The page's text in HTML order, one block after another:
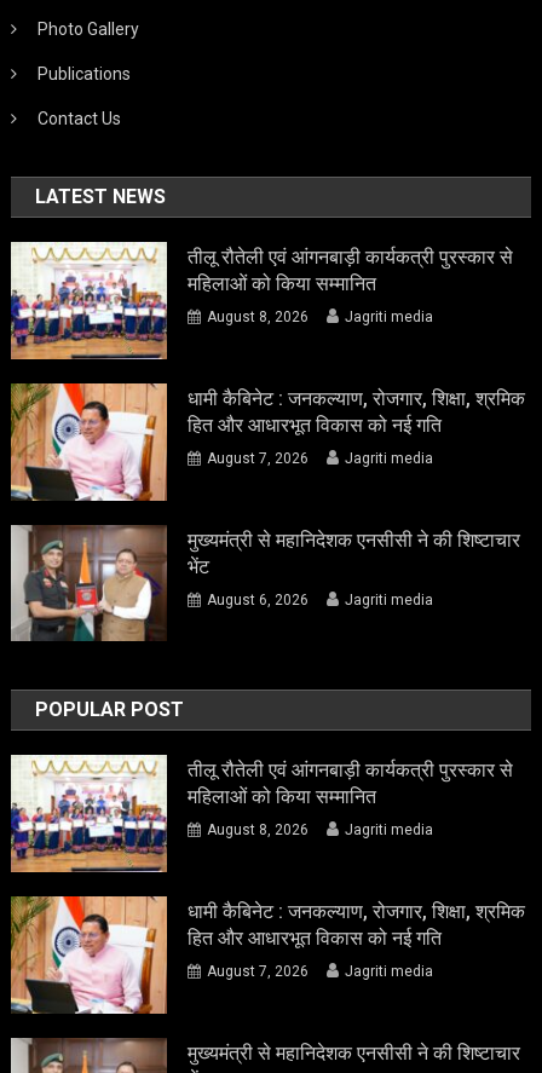
Photo Gallery
Publications
Contact Us
LATEST NEWS
तीलू रौतेली एवं आंगनबाड़ी कार्यकत्री पुरस्कार से
महिलाओं को किया सम्मानित
August 8, 2026 Jagriti media
धामी कैबिनेट : जनकल्याण, रोजगार, शिक्षा, श्रमिक
हित और आधारभूत विकास को नई गति
August 7, 2026 Jagriti media
मुख्यमंत्री से महानिदेशक एनसीसी ने की शिष्टाचार
भेंट
August 6, 2026 Jagriti media
POPULAR POST
तीलू रौतेली एवं आंगनबाड़ी कार्यकत्री पुरस्कार से
महिलाओं को किया सम्मानित
August 8, 2026 Jagriti media
धामी कैबिनेट : जनकल्याण, रोजगार, शिक्षा, श्रमिक
हित और आधारभूत विकास को नई गति
August 7, 2026 Jagriti media
मुख्यमंत्री से महानिदेशक एनसीसी ने की शिष्टाचार